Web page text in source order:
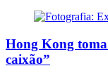
Hong Kong
caixão”